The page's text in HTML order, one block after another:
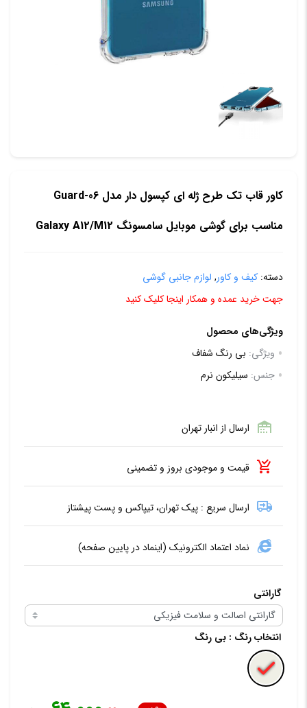
کاور قاب تک طرح ژله ای کپسول دار مدل Guard-06
مناسب برای گوشی موبایل سامسونگ Galaxy A12/M12
دسته: کیف و کاور, لوازم جانبی گوشی
جهت خرید عمده و همکار اینجا کلیک کنید
ویژگی‌های محصول
ویژگی: بی رنگ شفاف
جنس: سیلیکون نرم
ارسال از انبار تهران
قیمت و موجودی بروز و تضمینی
ارسال سریع : پیک تهران، تیپاکس و پست پیشتاز
نماد اعتماد الکترونیک (اینماد در پایین صفحه)
گارانتی
انتخاب رنگ : بی رنگ